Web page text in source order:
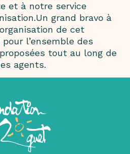
et à notre service
grand bravo à
de cet
l’ensemble des
tout au long de
agents.